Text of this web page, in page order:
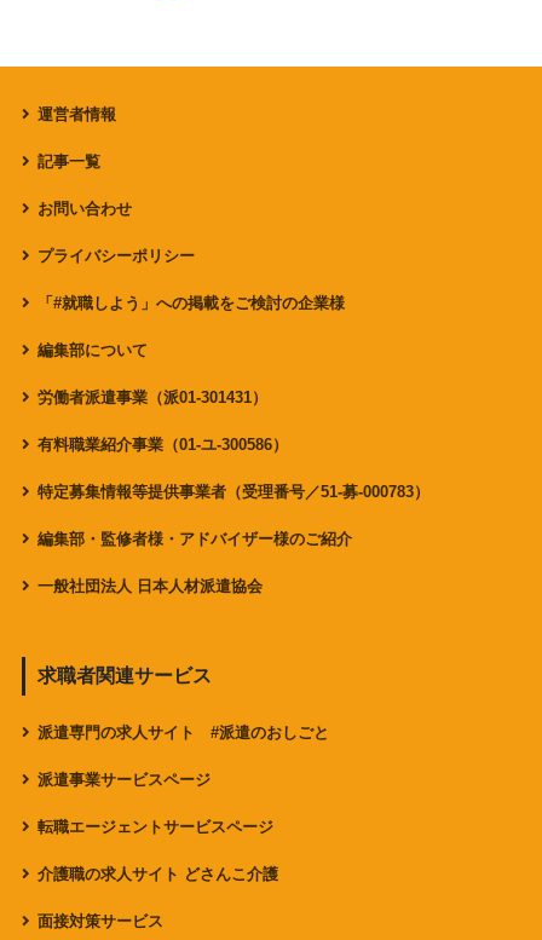
運営者情報
記事一覧
お問い合わせ
プライバシーポリシー
「#就職しよう」への掲載をご検討の企業様
編集部について
労働者派遣事業（派01-301431）
有料職業紹介事業（01-ユ-300586）
特定募集情報等提供事業者（受理番号／51-募-000783）
編集部・監修者様・アドバイザー様のご紹介
一般社団法人 日本人材派遣協会
求職者関連サービス
派遣専門の求人サイト #派遣のおしごと
派遣事業サービスページ
転職エージェントサービスページ
介護職の求人サイト どさんこ介護
面接対策サービス